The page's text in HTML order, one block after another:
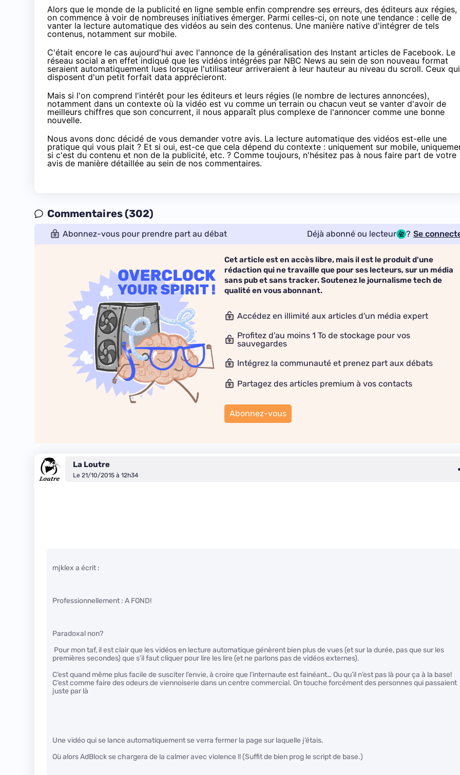
Alors que le monde de la publicité en ligne semble enfin comprendre ses erreurs, des éditeurs aux régies,
on commence à voir de nombreuses initiatives émerger. Parmi celles-ci, on note une tendance : celle de
vanter la lecture automatique des vidéos au sein des contenus. Une manière native d'intégrer de tels
contenus, notamment sur mobile.
C'était encore le cas aujourd'hui avec l'annonce de la généralisation des Instant articles de Facebook. Le
réseau social a en effet indiqué que les vidéos intégrées par NBC News au sein de son nouveau format
seraient automatiquement lues lorsque l'utilisateur arriveraient à leur hauteur au niveau du scroll. Ceux qui
disposent d'un petit forfait data apprécieront.
Mais si l'on comprend l'intérêt pour les éditeurs et leurs régies (le nombre de lectures annoncées),
notamment dans un contexte où la vidéo est vu comme un terrain ou chacun veut se vanter d'avoir de
meilleurs chiffres que son concurrent, il nous apparaît plus complexe de l'annoncer comme une bonne
nouvelle.
Nous avons donc décidé de vous demander votre avis. La lecture automatique des vidéos est-elle une
pratique qui vous plait ? Et si oui, est-ce que cela dépend du contexte : uniquement sur mobile,
si c'est du contenu et non de la publicité, etc. ? Comme toujours, n'hésitez pas à nous faire part de votre
avis de manière détaillée au sein de nos commentaires.
Commentaires (302)
Abonnez-vous pour prendre part au débat Déjà abonné ou lecteur ? Se
Cet article est en accès libre, mais il est le produit d'une
rédaction qui ne travaille que pour ses lecteurs, sur un média
sans pub et sans tracker. Soutenez le journalisme tech de
qualité en vous abonnant.
Accédez en illimité aux articles d'un média expert
Profitez d'au moins 1 To de stockage pour vos
sauvegardes
Intégrez la communauté et prenez part aux débats
Partagez des articles premium à vos contacts
Abonnez-vous
La Loutre
Le 21/10/2015 à 12h34
mjklex a écrit :
Professionnellement : A FOND!
Paradoxal non?
Pour mon taf, il est clair que les vidéos en lecture automatique génèrent bien plus de vues (et sur la durée, pas que sur les
premières secondes) que s’il faut cliquer pour lire les lire (et ne parlons pas de vidéos externes).
C’est quand même plus facile de susciter l’envie, à croire que l’internaute est fainéant… Ou qu’il n’est pas là pour ça à la base!
C’est comme faire des odeurs de viennoiserie dans un centre commercial. On touche forcément des personnes qui passaient
juste par là
Une vidéo qui se lance automatiquement se verra fermer la page sur laquelle j’étais.
Où alors AdBlock se chargera de la calmer avec violence !! (Suffit de bien prog le script de base.)